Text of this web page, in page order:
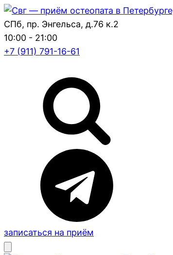
СПб, пр. Энгельса, д.76 к.2
10:00 - 21:00
+7 (911) 791-16-61
записаться на приём